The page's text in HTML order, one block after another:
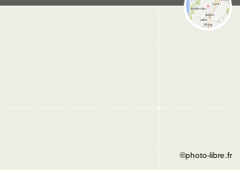
©photo-libre.fr